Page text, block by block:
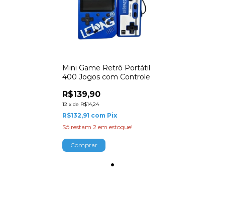
Mini Game Retrô Portátil
400 Jogos com Controle
R$139,90
12 x de R$14,24
R$132,91 com Pix
Só restam 2 em estoque!
Comprar